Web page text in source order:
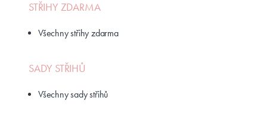
STŘIHY ZDARMA
Všechny střihy zdarma
SADY STŘIHŮ
Všechny sady střihů